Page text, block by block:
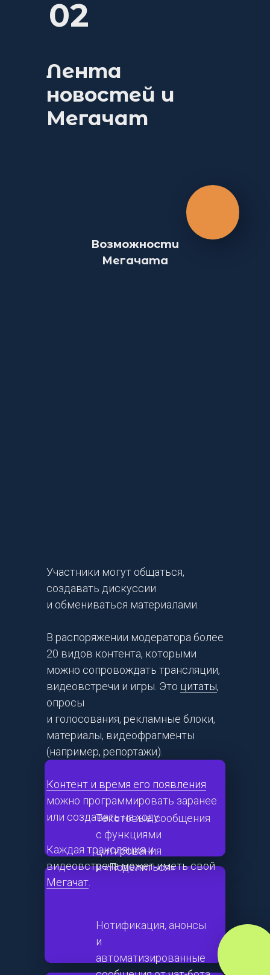
Лента
новостей и
Мегачат
02
Возможности
Мегачата
Участники могут общаться,
создавать дискуссии
и обмениваться материалами.
В распоряжении модератора более
20 видов контента, которыми
можно сопровождать трансляции,
видеовстречи и игры. Это цитаты,
опросы
и голосования, рекламные блоки,
материалы, видеофрагменты
(например, репортажи).
Контент и время его появления
можно программировать заранее
или создавать на ходу.
Каждая трансляция и
видеовстреча может иметь свой
Мегачат
Текстовые сообщения
с функциями
цитирования
и «Поделиться»
Нотификация, анонсы
и
автоматизированные